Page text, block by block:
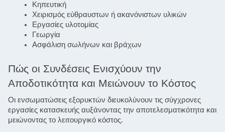
Κηπευτική
Χειρισμός εύθραυστων ή ακανόνιστων υλικών
Εργασίες υλοτομίας
Γεωργία
Ασφάλιση σωλήνων και βράχων
Πώς οι Συνδέσεις Ενισχύουν την
Αποδοτικότητα και Μειώνουν το Κόστος
Οι ενσωματώσεις εξορυκτών διευκολύνουν τις σύγχρονες
εργασίες κατασκευής αυξάνοντας την αποτελεσματικότητα και
μειώνοντας το λειτουργικό κόστος.